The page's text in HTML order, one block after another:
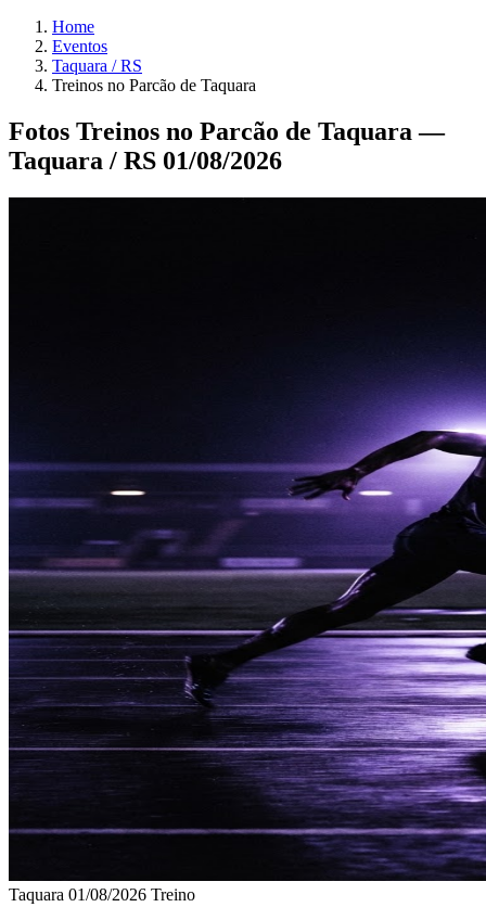
Home
Eventos
Taquara / RS
Treinos no Parcão de Taquara
Fotos Treinos no Parcão de Taquara —
Taquara / RS 01/08/2026
Taquara 01/08/2026 Treino